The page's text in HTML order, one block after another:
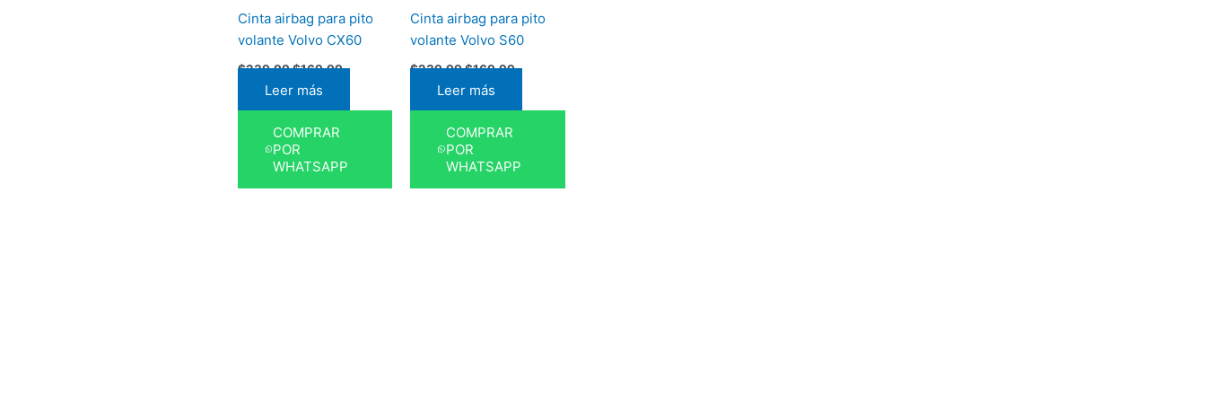
Cinta airbag para pito
volante Volvo CX60
$239,99$169,99
Leer más
COMPRAR
POR
WHATSAPP
Cinta airbag para pito
volante Volvo S60
$239,99$169,99
Leer más
COMPRAR
POR
WHATSAPP